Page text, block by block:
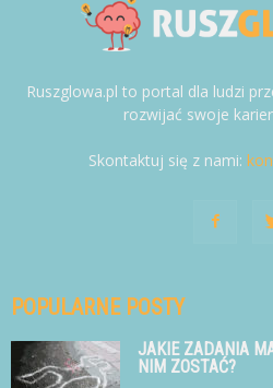
Ruszglowa.pl to portal dla ludzi
rozwijać swoje
Skontaktuj się z nami:
POPULARNE POSTY
JAKIE ZADANIA
NIM ZOSTAĆ?